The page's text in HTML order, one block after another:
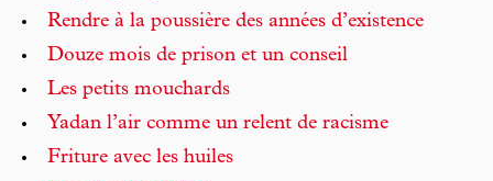
Rendre à la poussière des années d’existence
Douze mois de prison et un conseil
Les petits mouchards
Yadan l’air comme un relent de racisme
Friture avec les huiles